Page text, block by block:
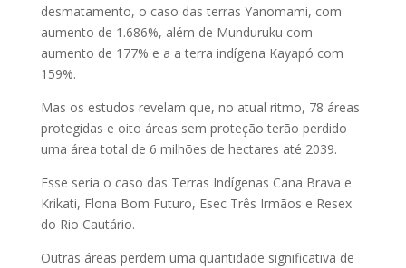
desmatamento, o caso das terras Yanomami, com
aumento de 1.686%, além de Munduruku com
aumento de 177% e a a terra indígena Kayapó com
159%.
Mas os estudos revelam que, no atual ritmo, 78 áreas
protegidas e oito áreas sem proteção terão perdido
uma área total de 6 milhões de hectares até 2039.
Esse seria o caso das Terras Indígenas Cana Brava e
Krikati, Flona Bom Futuro, Esec Três Irmãos e Resex
do Rio Cautário.
Outras áreas perdem uma quantidade significativa de